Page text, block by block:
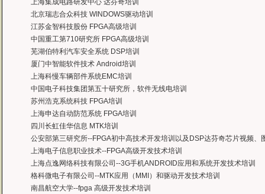
上海集成电路研发中心 达芬奇培训
北京瑞志合众科技 WINDOWS驱动培训
江苏金智科技股份 FPGA高级培训
中国重工第710研究所 FPGA高级培训
芜湖伯特利汽车安全系统 DSP培训
厦门中智能软件技术 Android培训
上海科慢车辆部件系统EMC培训
中国电子科技集团第五十研究所，软件无线电培训
苏州浩克系统科技 FPGA培训
上海申达自动防范系统 FPGA培训
四川长虹佳华信息 MTK培训
公安部第三研究所--FPGA初中高技术开发培训以及DSP达芬奇芯片视频、
上海电子信息职业技术--FPGA高级开发技术培训
上海点逸网络科技有限公司--3G手机ANDROID应用和系统开发技术培训
格科微电子有限公司--MTK应用（MMI）和驱动开发技术培训
南昌航空大学--fpga 高级开发技术培训